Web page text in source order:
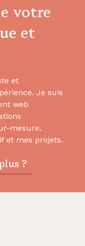
votre
et
et
Je suis
web
mesure.
et mes projets.
?